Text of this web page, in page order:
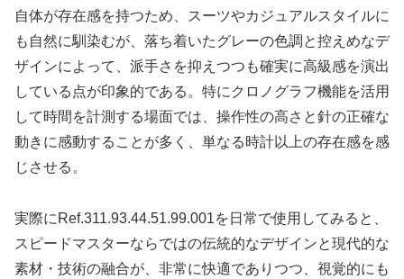
自体が存在感を持つため、スーツやカジュアルスタイルに
も自然に馴染むが、落ち着いたグレーの色調と控えめなデ
ザインによって、派手さを抑えつつも確実に高級感を演出
している点が印象的である。特にクロノグラフ機能を活用
して時間を計測する場面では、操作性の高さと針の正確な
動きに感動することが多く、単なる時計以上の存在感を感
じさせる。
実際にRef.311.93.44.51.99.001を日常で使用してみると、
スピードマスターならではの伝統的なデザインと現代的な
素材・技術の融合が、非常に快適でありつつ、視覚的にも